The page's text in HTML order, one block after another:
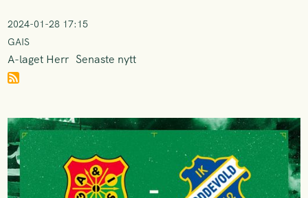
2024-01-28 17:15
GAIS
A-laget Herr Senaste nytt